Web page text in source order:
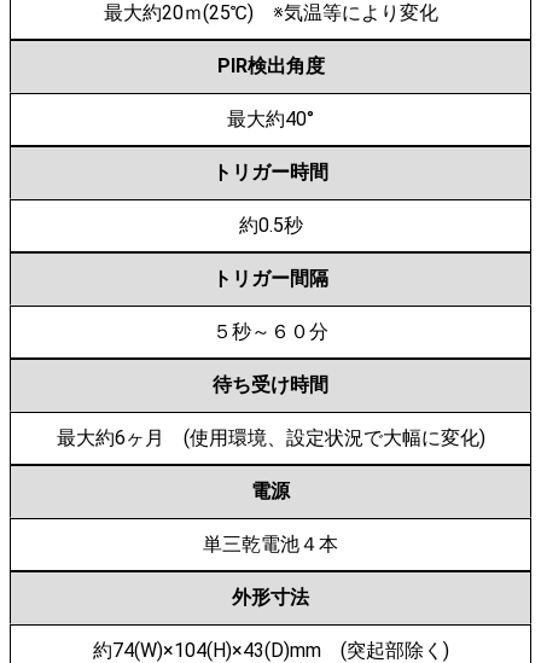
最大約20ｍ(25℃) ※気温等により変化
PIR検出角度
最大約40°
トリガー時間
約0.5秒
トリガー間隔
５秒～６０分
待ち受け時間
最大約6ヶ月 (使用環境、設定状況で大幅に変化)
電源
単三乾電池４本
外形寸法
約74(W)×104(H)×43(D)mm (突起部除く)